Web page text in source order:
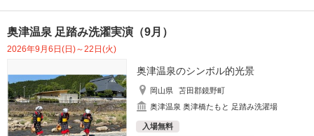
奥津温泉 足踏み洗濯実演（9月）
2026年9月6日(日)～22日(火)
奥津温泉のシンボル的光景
岡山県
苫田郡鏡野町
奥津温泉 奥津橋たもと 足踏み洗濯場
入場無料